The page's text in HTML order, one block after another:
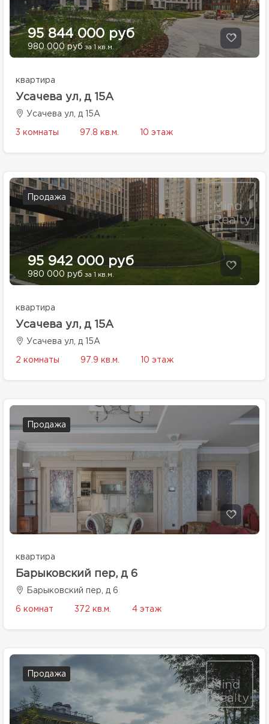
95 844 000 руб
980 000 руб за 1 кв.м.
квартира
Усачева ул, д 15А
Усачева ул, д 15А
3 комнаты 97.8 кв.м. 10 этаж
Продажа
95 942 000 руб
980 000 руб за 1 кв.м.
квартира
Усачева ул, д 15А
Усачева ул, д 15А
2 комнаты 97.9 кв.м. 10 этаж
Продажа
квартира
Барыковский пер, д 6
Барыковский пер, д 6
6 комнат 372 кв.м. 4 этаж
Продажа